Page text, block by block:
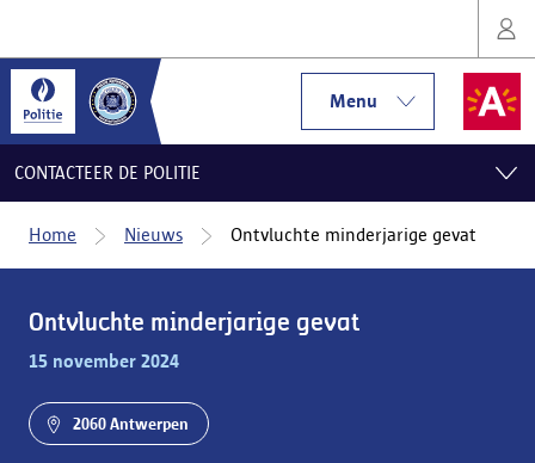
Menu
CONTACTEER DE POLITIE
Home Nieuws Ontvluchte minderjarige gevat
Ontvluchte minderjarige gevat
15 november 2024
2060 Antwerpen